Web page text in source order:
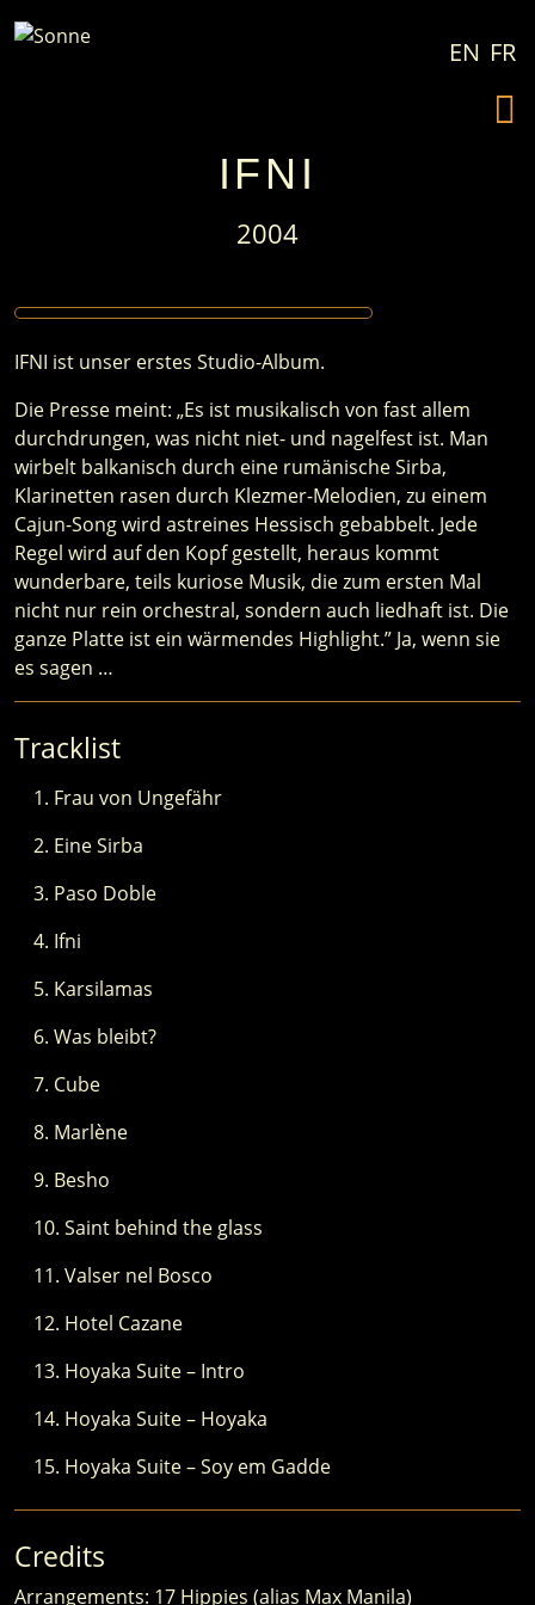
EN FR
IFNI
2004
IFNI ist unser erstes Studio-Album.
Die Presse meint: „Es ist musikalisch von fast allem
durchdrungen, was nicht niet- und nagelfest ist. Man
wirbelt balkanisch durch eine rumänische Sirba,
Klarinetten rasen durch Klezmer-Melodien, zu einem
Cajun-Song wird astreines Hessisch gebabbelt. Jede
Regel wird auf den Kopf gestellt, heraus kommt
wunderbare, teils kuriose Musik, die zum ersten Mal
nicht nur rein orchestral, sondern auch liedhaft ist. Die
ganze Platte ist ein wärmendes Highlight.” Ja, wenn sie
es sagen …
Tracklist
Frau von Ungefähr
Eine Sirba
Paso Doble
Ifni
Karsilamas
Was bleibt?
Cube
Marlène
Besho
Saint behind the glass
Valser nel Bosco
Hotel Cazane
Hoyaka Suite – Intro
Hoyaka Suite – Hoyaka
Hoyaka Suite – Soy em Gadde
Credits
Arrangements: 17 Hippies (alias Max Manila)